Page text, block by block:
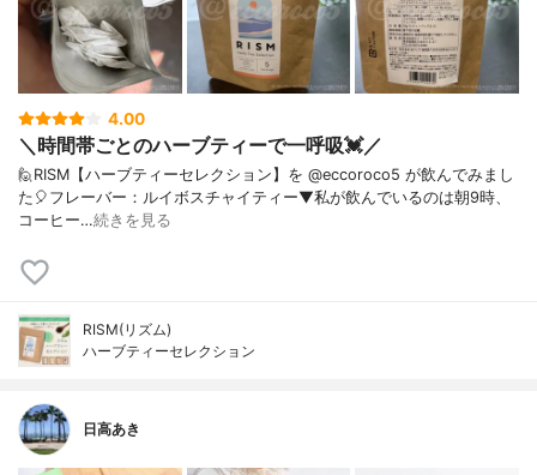
4.00
＼時間帯ごとのハーブティーで一呼吸💓／
🙋RISM【ハーブティーセレクション】を @eccoroco5 が飲んでみまし
た🎈⁡フレーバー：ルイボスチャイティー⁡⁡⁡▼⁡私が飲んでいるのは朝9時、
コーヒー…続きを見る
RISM(リズム)
ハーブティーセレクション
日高あき